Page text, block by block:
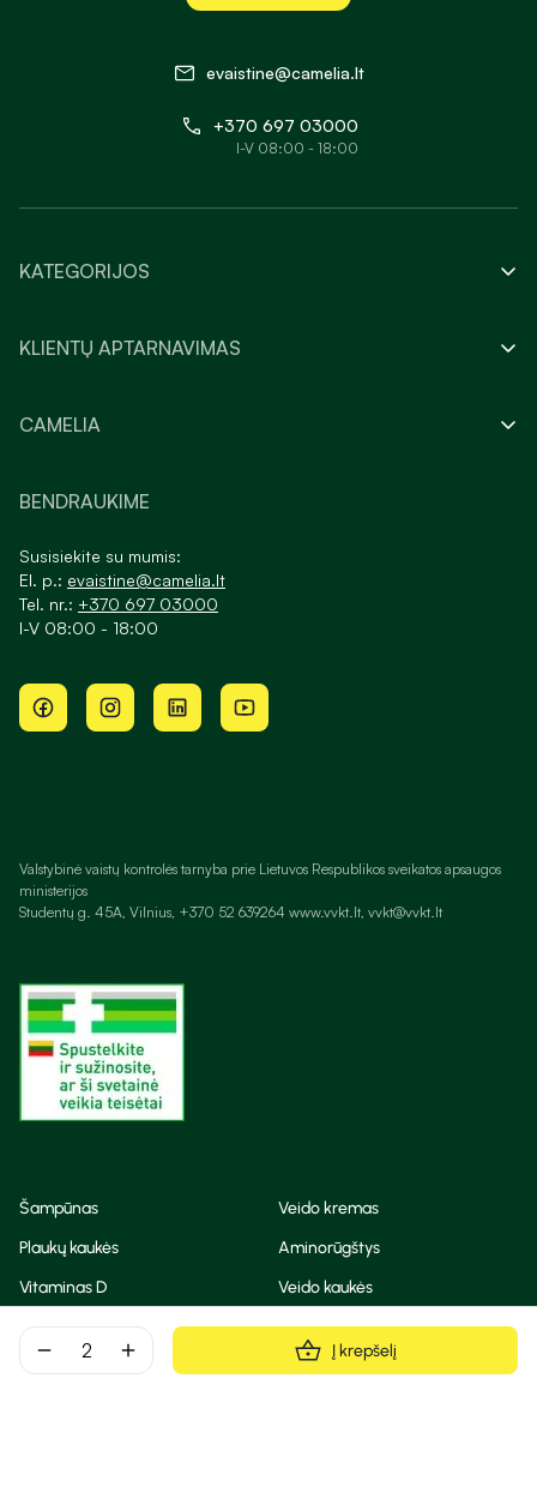
remove add Į krepšelį
evaistine@camelia.lt
+370 697 03000
I-V 08:00 - 18:00
KATEGORIJOS
KLIENTŲ APTARNAVIMAS
CAMELIA
BENDRAUKIME
Susisiekite su mumis:
El. p.: evaistine@camelia.lt
Tel. nr.: +370 697 03000
I-V 08:00 - 18:00
Valstybinė vaistų kontrolės tarnyba prie Lietuvos Respublikos sveikatos apsaugos
ministerijos
Studentų g. 45A, Vilnius, +370 52 639264 www.vvkt.lt, vvkt@vvkt.lt
Šampūnas
Veido kremas
Plaukų kaukės
Aminorūgštys
Vitaminas D
Veido kaukės
Korėjietiška kosmetika
Eteriniai aliejai
Dezodorantas
BB ir CC kremas